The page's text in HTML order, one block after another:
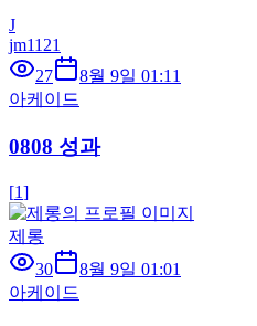
J
jm1121
27
8월 9일 01:11
아케이드
0808 성과
[1]
제롱
30
8월 9일 01:01
아케이드